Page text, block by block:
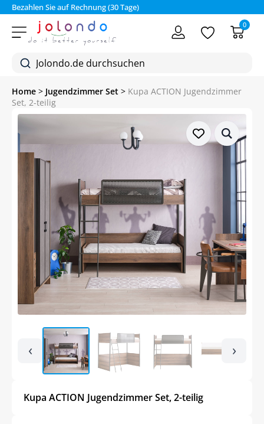
Bezahlen Sie auf Rechnung (30 Tage)
0
Home > Jugendzimmer Set > Kupa ACTION Jugendzimmer
Set, 2-teilig
‹ ›
Kupa ACTION Jugendzimmer Set, 2-teilig